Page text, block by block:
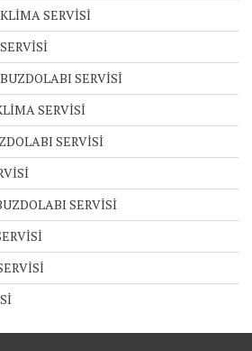
SERVİSİ
SERVİSİ
SERVİSİ
SERVİSİ
SERVİSİ